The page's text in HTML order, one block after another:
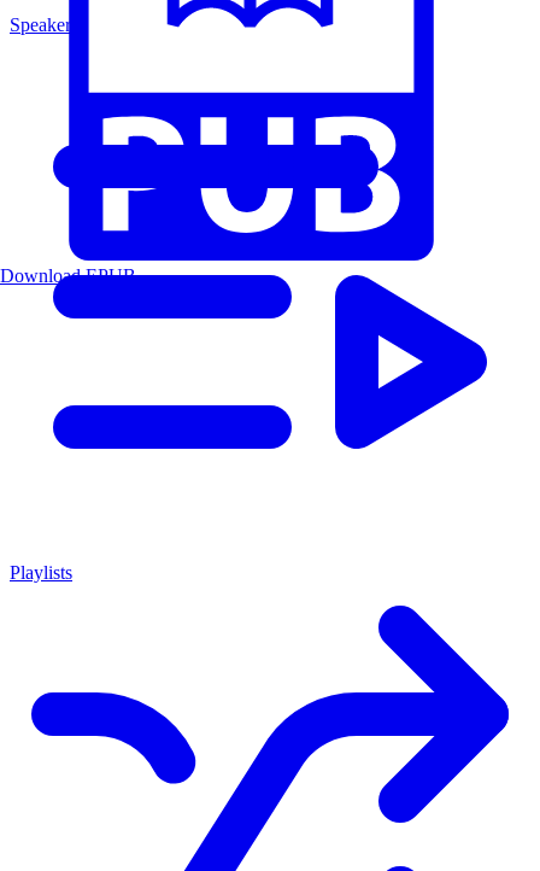
Speakers
Playlists
Download EPUB